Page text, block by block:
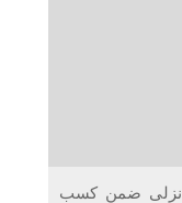
انزلی ضمن کسب